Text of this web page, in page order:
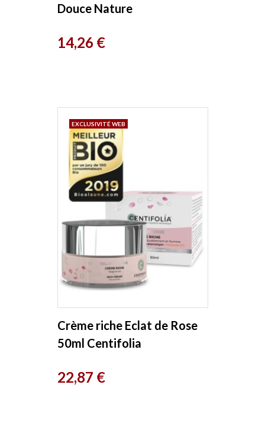
Douce Nature
Prix
14,26 €
Crème riche Eclat de Rose
50ml Centifolia
Prix
22,87 €
EXCLUSIVITÉ WEB